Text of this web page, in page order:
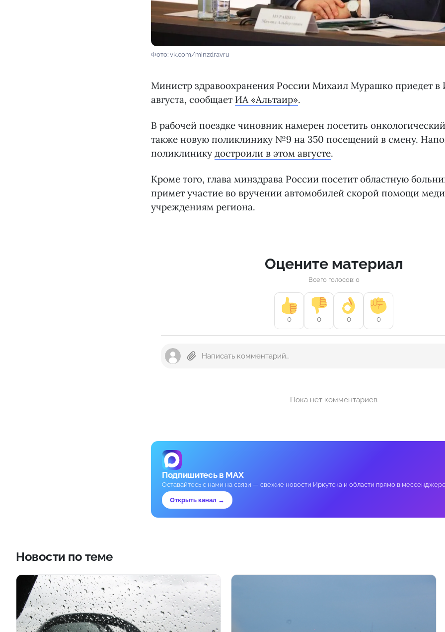
Фото: vk.com/minzdravru
Министр здравоохранения России Михаил Мурашко приедет в
августа, сообщает ИА «Альтаир».
В рабочей поездке чиновник намерен посетить
также новую поликлинику №9 на 350 посещений в смену.
поликлинику достроили в этом августе.
Кроме того, глава минздрава России посетит областную
примет участие во вручении автомобилей скорой помощи
учреждениям региона.
Оцените материал
Всего голосов: 0
0 0 0 0
Пока нет комментариев
Подпишитесь в MAX
Оставайтесь с нами на связи — свежие новости Иркутска и области прямо в
Открыть канал →
Новости по теме